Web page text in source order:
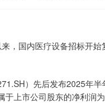
，国内医疗设备招标开
）先后发布2025年
上市公司股东的净利润